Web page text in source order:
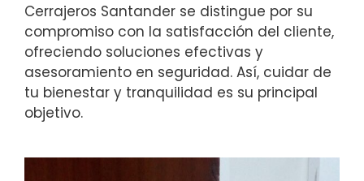
Cerrajeros Santander se distingue por su
compromiso con la satisfacción del cliente,
ofreciendo soluciones efectivas y
asesoramiento en seguridad. Así, cuidar de
tu bienestar y tranquilidad es su principal
objetivo.